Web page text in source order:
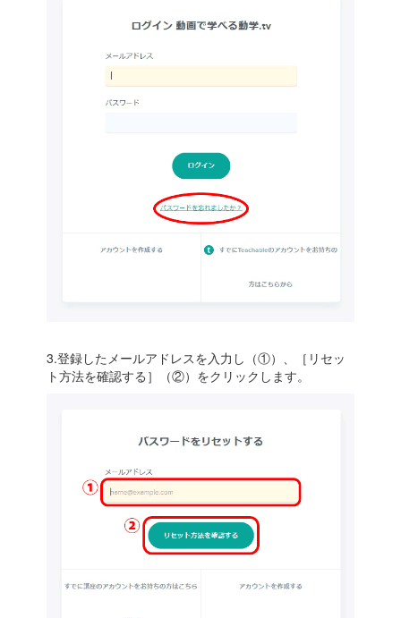
3.登録したメールアドレスを入力し（①）、［リセッ
ト方法を確認する］（②）をクリックします。